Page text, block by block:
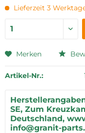
Lieferzeit 3
Merken
Artikel-Nr.:
SE, Zum
Deutschland,
info@granit-